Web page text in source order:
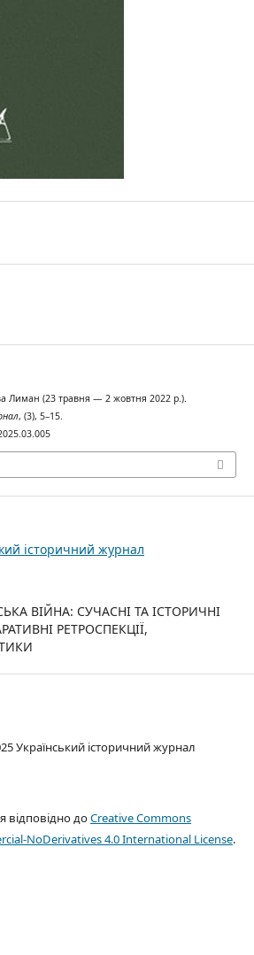
Лиман (23 травня — 2 жовтня 2022 р.).
, (3), 5–15.
історичний журнал
ВІЙНА: СУЧАСНІ ТА ІСТОРИЧНІ
РЕТРОСПЕКЦІЇ,
Український історичний журнал
відповідно доCreative Commons
NoDerivatives 4.0 International License.